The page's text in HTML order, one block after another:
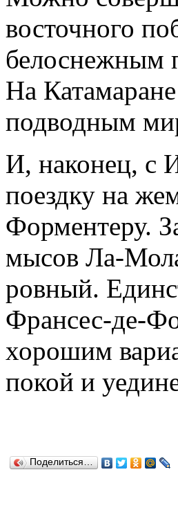
восточного
белоснежным
На
подводным
И, наконец, с
поездку на
Форментеру.
мысов Ла-
ровный.
Франсес-де-
хорошим
покой и
Поделиться…